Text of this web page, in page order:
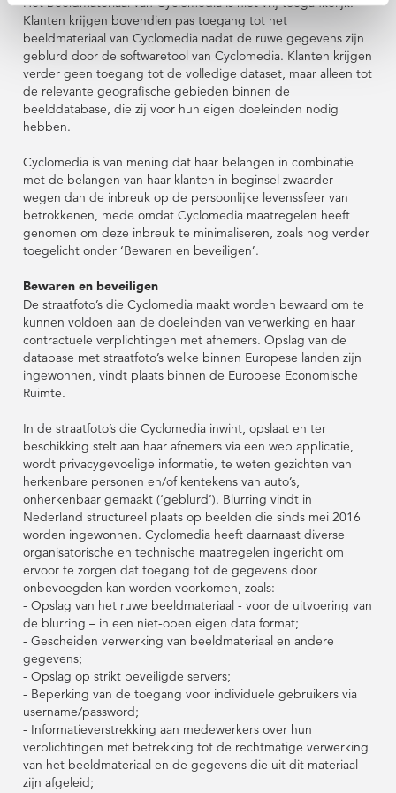
Klanten krijgen bovendien pas toegang tot het
beeldmateriaal van Cyclomedia nadat de ruwe gegevens zijn
geblurd door de softwaretool van Cyclomedia. Klanten krijgen
verder geen toegang tot de volledige dataset, maar alleen tot
de relevante geografische gebieden binnen de
beelddatabase, die zij voor hun eigen doeleinden nodig
hebben.
Cyclomedia is van mening dat haar belangen in combinatie
met de belangen van haar klanten in beginsel zwaarder
wegen dan de inbreuk op de persoonlijke levenssfeer van
betrokkenen, mede omdat Cyclomedia maatregelen heeft
genomen om deze inbreuk te minimaliseren, zoals nog verder
toegelicht onder ‘Bewaren en beveiligen’.
Bewaren en beveiligen
De straatfoto’s die Cyclomedia maakt worden bewaard om te
kunnen voldoen aan de doeleinden van verwerking en haar
contractuele verplichtingen met afnemers. Opslag van de
database met straatfoto’s welke binnen Europese landen zijn
ingewonnen, vindt plaats binnen de Europese Economische
Ruimte.
In de straatfoto’s die Cyclomedia inwint, opslaat en ter
beschikking stelt aan haar afnemers via een web applicatie,
wordt privacygevoelige informatie, te weten gezichten van
herkenbare personen en/of kentekens van auto’s,
onherkenbaar gemaakt (‘geblurd’). Blurring vindt in
Nederland structureel plaats op beelden die sinds mei 2016
worden ingewonnen. Cyclomedia heeft daarnaast diverse
organisatorische en technische maatregelen ingericht om
ervoor te zorgen dat toegang tot de gegevens door
onbevoegden kan worden voorkomen, zoals:
- Opslag van het ruwe beeldmateriaal - voor de uitvoering van
de blurring – in een niet-open eigen data format;
- Gescheiden verwerking van beeldmateriaal en andere
gegevens;
- Opslag op strikt beveiligde servers;
- Beperking van de toegang voor individuele gebruikers via
username/password;
- Informatieverstrekking aan medewerkers over hun
verplichtingen met betrekking tot de rechtmatige verwerking
van het beeldmateriaal en de gegevens die uit dit materiaal
zijn afgeleid;